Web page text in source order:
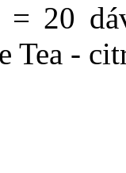
20
Tea -